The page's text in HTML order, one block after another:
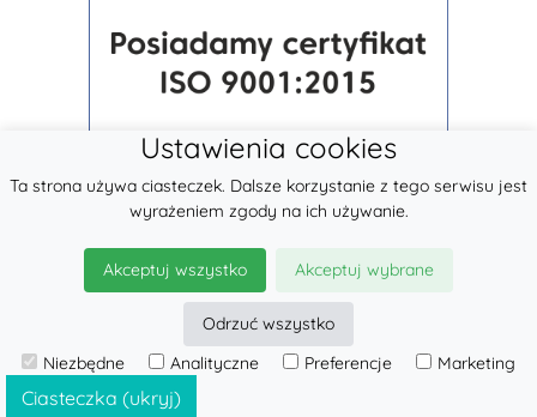
© 2026LennyLamb sp. z o.o.
·Nosidła dla dzieci
Ciasteczka (ukryj)
Ustawienia cookies
Ta strona używa ciasteczek. Dalsze korzystanie z tego serwisu jest
wyrażeniem zgody na ich używanie.
Akceptuj wszystko Akceptuj wybrane
Odrzuć wszystko
Niezbędne
Analityczne Preferencje Marketing